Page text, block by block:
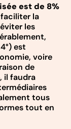
est de 8%
la
les
est
voire
de
il faudra
tous
tout en